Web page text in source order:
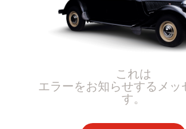
これは
エラーをお知らせするメッ
す。